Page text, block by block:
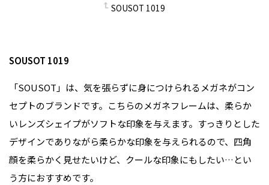
SOUSOT 1019
SOUSOT 1019
「SOUSOT」は、気を張らずに身につけられるメガネがコン
セプトのブランドです。こちらのメガネフレームは、柔らか
いレンズシェイプがソフトな印象を与えます。すっきりとした
デザインでありながら柔らかな印象を与えられるので、四角
顔を柔らかく見せたいけど、クールな印象にもしたい…とい
う方におすすめです。